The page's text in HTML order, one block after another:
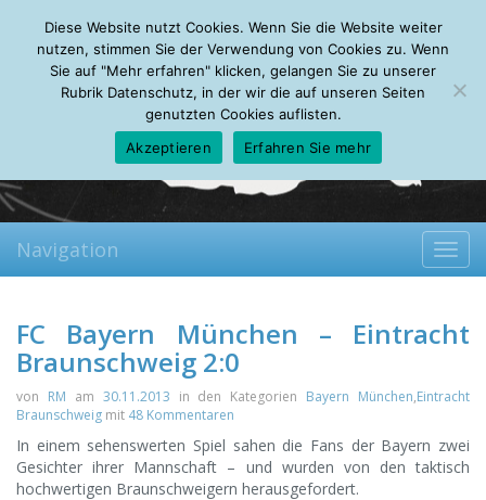
Sunday, 09.08.2026
Mein Account
About Autoren Leseempfehlungen FAQ
Navigation
FC Bayern München – Eintracht
Braunschweig 2:0
von RM am 30.11.2013 in den Kategorien Bayern München,Eintracht
Braunschweig mit 48 Kommentaren
In einem sehenswerten Spiel sahen die Fans der Bayern zwei
Gesichter ihrer Mannschaft – und wurden von den taktisch
hochwertigen Braunschweigern herausgefordert.
Diese Website nutzt Cookies. Wenn Sie die Website weiter
nutzen, stimmen Sie der Verwendung von Cookies zu. Wenn
Sie auf "Mehr erfahren" klicken, gelangen Sie zu unserer
Rubrik Datenschutz, in der wir die auf unseren Seiten
genutzten Cookies auflisten.
Akzeptieren
Erfahren Sie mehr